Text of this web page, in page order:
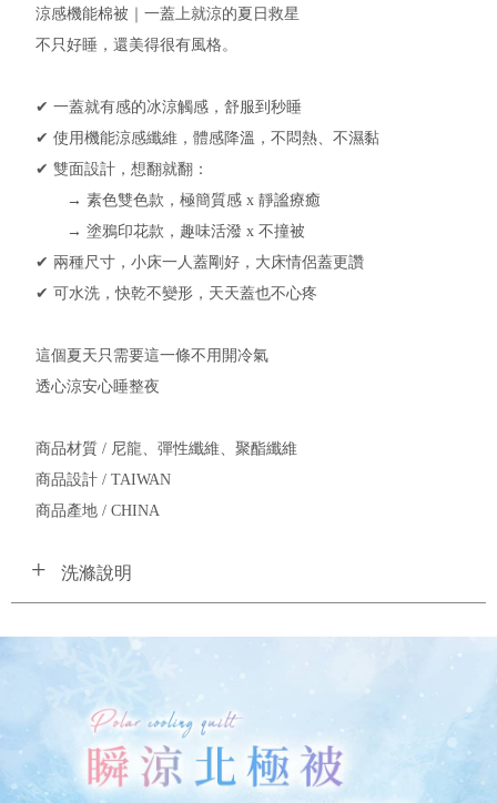
涼感機能棉被｜一蓋上就涼的夏日救星
不只好睡，還美得很有風格。
✔ 一蓋就有感的冰涼觸感，舒服到秒睡
✔ 使用機能涼感纖維，體感降溫，不悶熱、不濕黏
✔ 雙面設計，想翻就翻：
→ 素色雙色款，極簡質感 x 靜謐療癒
→ 塗鴉印花款，趣味活潑 x 不撞被
✔ 兩種尺寸，小床一人蓋剛好，大床情侶蓋更讚
✔ 可水洗，快乾不變形，天天蓋也不心疼
這個夏天只需要這一條不用開冷氣
透心涼安心睡整夜
商品材質 / 尼龍、彈性纖維、聚酯纖維
商品設計 / TAIWAN
商品產地 / CHINA
洗滌說明